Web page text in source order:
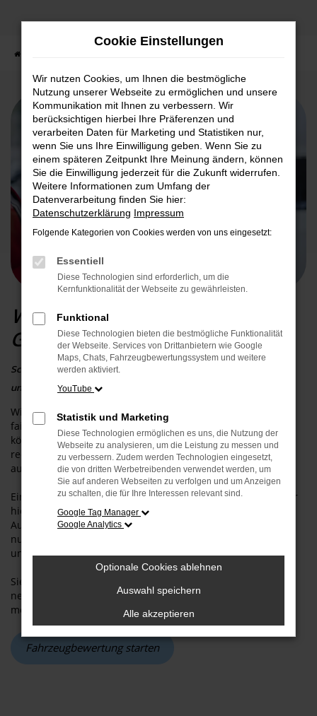
Zum
Wir kaufen Ihr
Gebrauchtfahrzeug
Schnelle Bewertung Ihres Gebrauchten – online, kostenlos &
unverbindlich!
Wir nehmen sehr gerne Ihren Gebrauchtwagen zu einem
fairen Preis in Zahlung. Durch unsere Inzahlungnahme,
können Sie z.B. die Anzahlung für Ihr neues Wunschmodell
reduzieren oder sich den vereinbarten Betrag einfach
auszahlen lassen.
Eine eventuelle Ablösung der Finanzierung übernehmen wir
hierbei sehr gern für Sie. Sie können Ihr Fahrzeug bis zur
Auslieferung des neuen Wunschmodells einfach weiter
nutzen. Somit wird ein Fahrzeugwechsel für Sie sehr
unkompliziert.
Sie möchten Ihren Gebrauchtwagen verkaufen ohne ein
neues Fahrzeug bei uns zu erwerben. Auch dies ist bei uns
möglich.
Fahrzeugbewertung starten
Cookie Einstellungen
Wir nutzen Cookies, um Ihnen die bestmögliche
Nutzung unserer Webseite zu ermöglichen und unsere
Kommunikation mit Ihnen zu verbessern. Wir
berücksichtigen hierbei Ihre Präferenzen und
verarbeiten Daten für Marketing und Statistiken nur,
wenn Sie uns Ihre Einwilligung geben. Wenn Sie zu
einem späteren Zeitpunkt Ihre Meinung ändern, können
Sie die Einwilligung jederzeit für die Zukunft widerrufen.
Weitere Informationen zum Umfang der
Datenverarbeitung finden Sie hier:
Datenschutzerklärung Impressum
Folgende Kategorien von Cookies werden von uns eingesetzt:
Essentiell
Diese Technologien sind erforderlich, um die
Kernfunktionalität der Webseite zu gewährleisten.
Funktional
Diese Technologien bieten die bestmögliche Funktionalität
der Webseite. Services von Drittanbietern wie Google
Maps, Chats, Fahrzeugbewertungssystem und weitere
werden aktiviert.
YouTube
Statistik und Marketing
Diese Technologien ermöglichen es uns, die Nutzung der
Webseite zu analysieren, um die Leistung zu messen und
zu verbessern. Zudem werden Technologien eingesetzt,
die von dritten Werbetreibenden verwendet werden, um
Sie auf anderen Webseiten zu verfolgen und um Anzeigen
zu schalten, die für Ihre Interessen relevant sind.
Google Tag Manager
Google Analytics
Optionale Cookies ablehnen
Auswahl speichern
Alle akzeptieren